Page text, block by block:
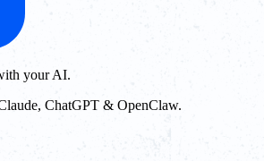
your AI.
ChatGPT & OpenClaw.